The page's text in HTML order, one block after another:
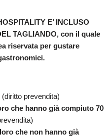
E’ INCLUSO
TAGLIANDO, con il quale
riservata per gustare
prevendita)
che hanno già compiuto 70
che non hanno già